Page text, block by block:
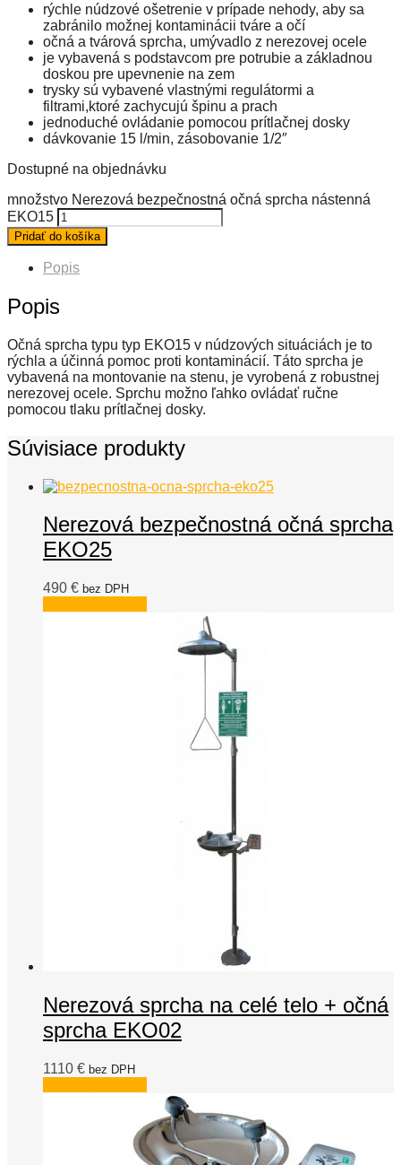
rýchle núdzové ošetrenie v prípade nehody, aby sa
zabránilo možnej kontaminácii tváre a očí
očná a tvárová sprcha, umývadlo z nerezovej ocele
je vybavená s podstavcom pre potrubie a základnou
doskou pre upevnenie na zem
trysky sú vybavené vlastnými regulátormi a
filtrami,ktoré zachycujú špinu a prach
jednoduché ovládanie pomocou prítlačnej dosky
dávkovanie 15 l/min, zásobovanie 1/2″
Dostupné na objednávku
množstvo Nerezová bezpečnostná očná sprcha nástenná
EKO15
Pridať do košíka
Popis
Popis
Očná sprcha typu typ EKO15 v núdzových situáciách je to
rýchla a účinná pomoc proti kontaminácií. Táto sprcha je
vybavená na montovanie na stenu, je vyrobená z robustnej
nerezovej ocele. Sprchu možno ľahko ovládať ručne
pomocou tlaku prítlačnej dosky.
Súvisiace produkty
Nerezová bezpečnostná očná sprcha
EKO25
490 € bez DPH
Nerezová sprcha na celé telo + očná
sprcha EKO02
1110 € bez DPH